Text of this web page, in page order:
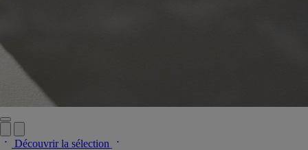
Découvrir la sélection